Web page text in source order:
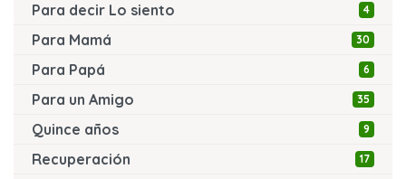
Para decir Lo siento 4
Para Mamá 30
Para Papá 6
Para un Amigo 35
Quince años 9
Recuperación 17